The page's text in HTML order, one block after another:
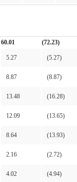
60.01 (72.23)
5.27 (5.27)
8.87 (8.87)
13.48 (16.28)
12.09 (13.65)
8.64 (13.93)
2.16 (2.72)
4.02 (4.94)